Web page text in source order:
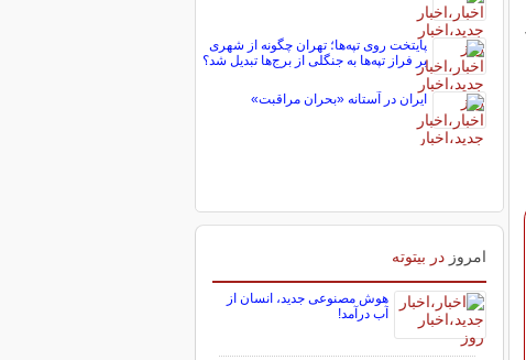
پایتخت روی تپه‌ها؛ تهران چگونه از شهری
بر فراز تپه‌ها به جنگلی از برج‌ها تبدیل شد؟
ایران در آستانه «بحران مراقبت»
امروز در بیتوته
هوش مصنوعی جدید، انسان از
آب درآمد!